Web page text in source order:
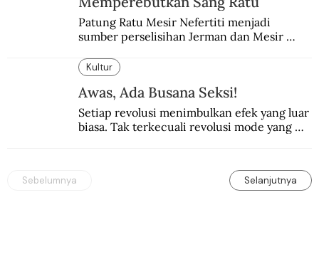
Patung Ratu Mesir Nefertiti menjadi
sumber perselisihan Jerman dan Mesir
Kultur
Awas, Ada Busana Seksi!
Setiap revolusi menimbulkan efek yang luar
biasa. Tak terkecuali revolusi mode yang
Sebelumnya Selanjutnya